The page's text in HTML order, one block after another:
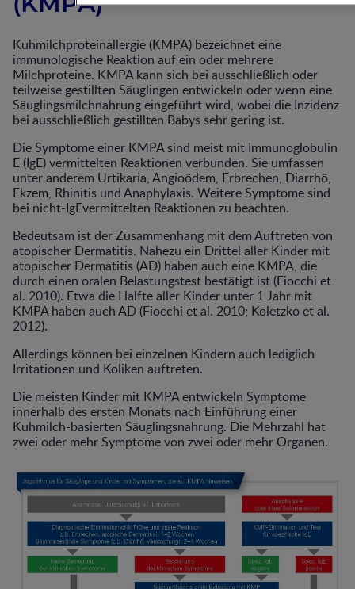
Kuhmilchproteinallergie (KMPA) bezeichnet eine
immunologische Reaktion auf ein oder mehrere
Milchproteine. KMPA kann sich bei ausschließlich oder
teilweise gestillten Säuglingen entwickeln oder wenn eine
Säuglingsmilchnahrung eingeführt wird, wobei die Inzidenz
bei ausschließlich gestillten Babys sehr gering ist.
Die Symptome einer KMPA sind meist mit Immunoglobulin
E (IgE) vermittelten Reaktionen verbunden. Sie umfassen
unter anderem Urtikaria, Angioödem, Erbrechen, Diarrhö,
Ekzem, Rhinitis und Anaphylaxis. Weitere Symptome sind
bei nicht-IgEvermittelten Reaktionen zu beachten.
Bedeutsam ist der Zusammenhang mit dem Auftreten von
atopischer Dermatitis. Nahezu ein Drittel aller Kinder mit
atopischer Dermatitis (AD) haben auch eine KMPA, die
durch einen oralen Belastungstest bestätigt ist (Fiocchi et
al. 2010). Etwa die Hälfte aller Kinder unter 1 Jahr mit
KMPA haben auch AD (Fiocchi et al. 2010; Koletzko et al.
2012).
Allerdings können bei einzelnen Kindern auch lediglich
Irritationen und Koliken auftreten.
Die meisten Kinder mit KMPA entwickeln Symptome
innerhalb des ersten Monats nach Einführung einer
Kuhmilch-basierten Säuglingsnahrung. Die Mehrzahl hat
zwei oder mehr Symptome von zwei oder mehr Organen.